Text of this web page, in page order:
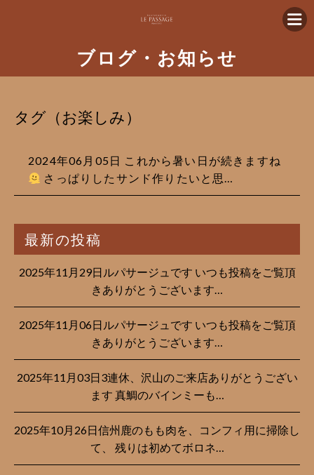
ブログ・お知らせ
タグ（お楽しみ）
2024年06月05日 これから暑い日が続きますね
さっぱりしたサンド作りたいと思…
最新の投稿
2025年11月29日ルパサージュです︎ いつも投稿をご覧頂
きありがとうございます…
2025年11月06日ルパサージュです︎ いつも投稿をご覧頂
きありがとうございます…
2025年11月03日3連休、沢山のご来店ありがとうござい
ます 真鯛のバインミーも…
2025年10月26日信州鹿のもも肉を、コンフィ用に掃除し
て、 残りは初めてボロネ…